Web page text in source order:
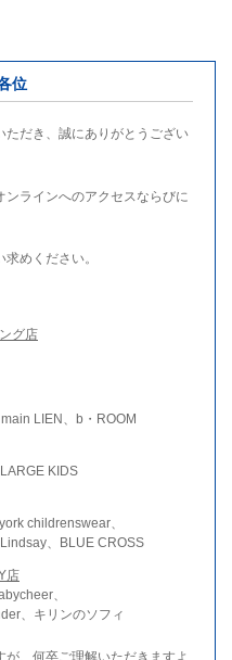
位
ただき、誠にありがとうござい
ラインへのアクセスならびに
めください。
グ店
LIEN、b・ROOM
KIDS
childrenswear、
、BLUE CROSS
店
、
、キリンのソフィ